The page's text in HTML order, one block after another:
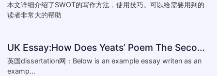
本文详细介绍了SWOT的写作方法，使用技巧。可以给需要用到的
读者非常大的帮助
UK Essay:How Does Yeats’ Poem The Second Coming Reflect the
英国dissertation网：Below is an example essay writen as an
examp...